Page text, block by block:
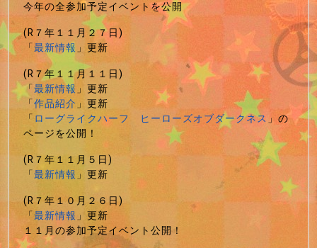
今年の全参加予定イベントを公開
(R７年１１月２７日)
「最新情報」更新
(R７年１１月１１日)
「最新情報」更新
「作品紹介」更新
「ローグライクハーフ ヒーローズオブダークネス」の
ページを公開！
(R７年１１月５日)
「最新情報」更新
(R７年１０月２６日)
「最新情報」更新
１１月の参加予定イベント公開！